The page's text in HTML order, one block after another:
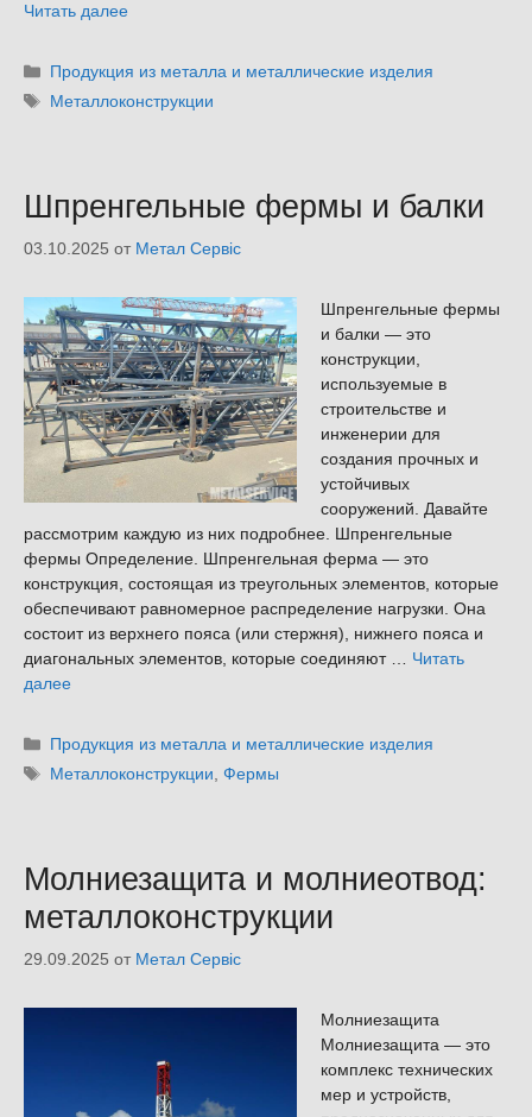
Читать далее
Рубрики
Продукция из металла и металлические изделия
Метки
Металлоконструкции
Шпренгельные фермы и балки
03.10.2025 от Метал Сервіс
Шпренгельные фермы
и балки — это
конструкции,
используемые в
строительстве и
инженерии для
создания прочных и
устойчивых
сооружений. Давайте
рассмотрим каждую из них подробнее. Шпренгельные
фермы Определение. Шпренгельная ферма — это
конструкция, состоящая из треугольных элементов, которые
обеспечивают равномерное распределение нагрузки. Она
состоит из верхнего пояса (или стержня), нижнего пояса и
диагональных элементов, которые соединяют … Читать
далее
Рубрики
Продукция из металла и металлические изделия
Метки
Металлоконструкции ,Фермы
Молниезащита и молниеотвод:
металлоконструкции
29.09.2025 от Метал Сервіс
Молниезащита
Молниезащита — это
комплекс технических
мер и устройств,